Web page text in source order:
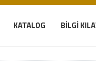
KATALOG BILGI